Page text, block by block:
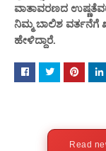
ವಾತಾವರಣದ
ನಿಮ್ಮ ಬಾಲಿಶ
ಹೇಳಿದ್ದಾರೆ.
Read